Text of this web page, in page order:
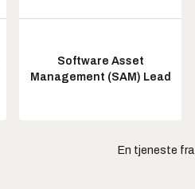
Software Asset
Management (SAM) Lead
En tjeneste fra